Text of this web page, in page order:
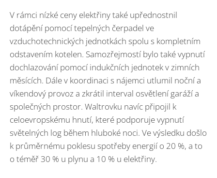
V rámci nízké ceny elektřiny také upřednostnil
dotápění pomocí tepelných čerpadel ve
vzduchotechnických jednotkách spolu s kompletním
odstavením kotelen. Samozřejmostí bylo také vypnutí
dochlazování pomocí indukčních jednotek v zimních
měsících. Dále v koordinaci s nájemci utlumil noční a
víkendový provoz a zkrátil interval osvětlení garáží a
společných prostor. Waltrovku navíc připojil k
celoevropskému hnutí, které podporuje vypnutí
světelných log během hluboké noci. Ve výsledku došlo
k průměrnému poklesu spotřeby energií o 20 %, a to
o téměř 30 % u plynu a 10 % u elektřiny.